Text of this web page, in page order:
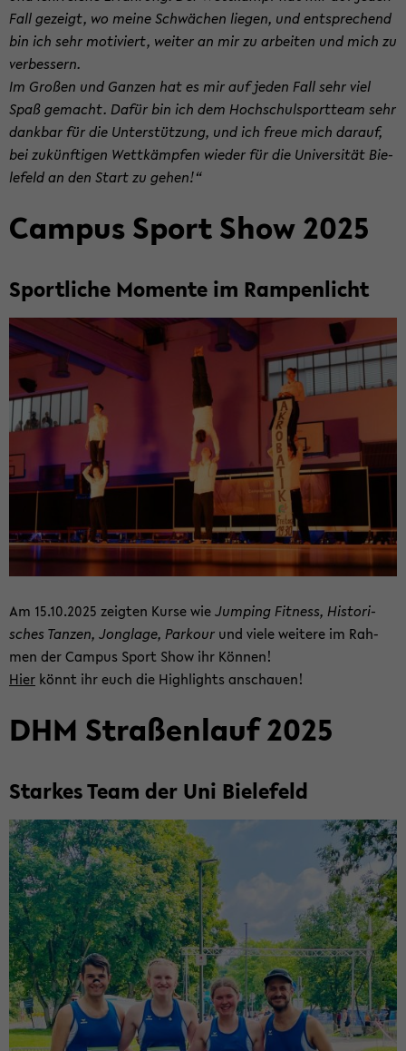
Fall ge­zeigt, wo meine Schwä­chen lie­gen, und ent­spre­chend
bin ich sehr mo­ti­viert, wei­ter an mir zu ar­bei­ten und mich zu
ver­bes­sern.
Im Gro­ßen und Gan­zen hat es mir auf jeden Fall sehr viel
Spaß ge­macht. Dafür bin ich dem Hoch­schul­sport­team sehr
dank­bar für die Un­ter­stüt­zung, und ich freue mich dar­auf,
bei zu­künf­ti­gen Wett­kämp­fen wie­der für die Uni­ver­si­tät Bie­
le­feld an den Start zu gehen!“
Cam­pus Sport Show 2025
Sport­li­che Mo­men­te im Ram­pen­licht
Am 15.10.2025 zeig­ten Kurse wieJum­ping Fit­ness, His­to­ri­
sches Tan­zen, Jon­gla­ge, Par­kour und viele wei­te­re im Rah­
men der Cam­pus Sport Show ihr Kön­nen!
Hier könnt ihr euch die High­lights an­schau­en!
DHM Stra­ßen­lauf 2025
Star­kes Team der Uni Bie­le­feld